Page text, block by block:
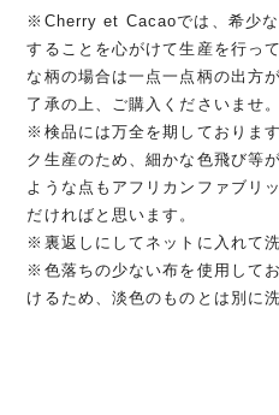
※Cherry et Cacaoでは、希少な
することを心がけて生産を行っ
な柄の場合は一点一点柄の出方
了承の上、ご購入くださいませ。
※検品には万全を期しておりま
ク生産のため、細かな色飛び等
ような点もアフリカンファブリ
だければと思います。
※裏返しにしてネットに入れて
※色落ちの少ない布を使用して
けるため、淡色のものとは別に